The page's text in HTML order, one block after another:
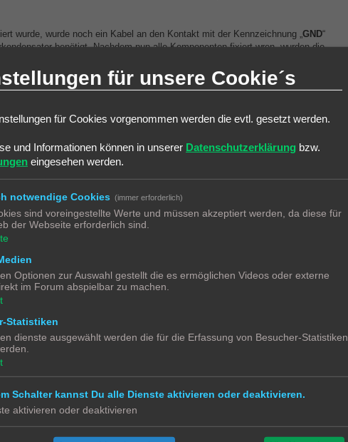
wurde, wurde noch ein Kabel an den Kontakt mit der Kennzeichnung „ GND“
benötigt. Nachdem nun alle Komponenten fixiert wren, wurden die
Diese Kunstoffverkleidung, die vor den mittleren Klarsichtfenstern der
den Scheiben nicht nur ein einheitliches grau zu sehen war.
einem entsprechnenden Papierausdruck wurden Instrumente und eine Tür etc.
Führerstand ab.
Maschinenraum erhielt eine normale 3mm Warmweiß LED. Alle 3 LED’S waren
angeschlossen werden mussten. (1x gemeinsamer plus und 3x
konnte, wurde diese Verbindung mit Mikrostecker
und Sounddecoder Platine.
Innenraum eng werden kann.
als Ladestrombegrenzer und einer Diode in umgekehrter Richtung zum
“ und an den gemeinsamen Plus angeschlossen. Die
wieder montiert waren, konnte die Sounddecoder Platine auf
mehr im Bericht „BR 151 Soundprojekt“
es zum einfahren auf den Rollenprüfstand gehen.
digitales Sahnestück. Sie läuft einwandfrei und bereichert nun meinen Fuhrpark
für unsere Cookie´s
für Cookies vorgenommen werden die evtl. gesetzt werden.
und Informationen können in unserer Datenschutzerklärung bzw.
eingesehen werden.
notwendige Cookies (immer erforderlich)
sind voreingestellte Werte und müssen akzeptiert werden, da diese für
der Webseite erforderlich sind.
Optionen zur Auswahl gestellt die es ermöglichen Videos oder externe
im Forum abspielbar zu machen.
Statistiken
dienste ausgewählt werden die für die Erfassung von Besucher-Statistiken
Schalter kannst Du alle Dienste aktivieren oder deaktivieren.
aktivieren oder deaktivieren